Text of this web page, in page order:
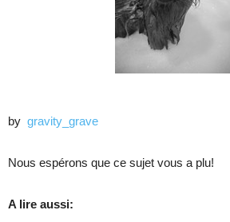
by gravity_grave
Nous espérons que ce sujet vous a plu!
A lire aussi: